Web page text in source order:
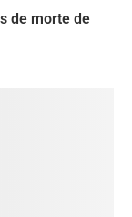
de morte de